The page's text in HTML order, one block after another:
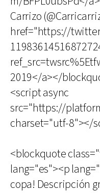
Carrizo
href="https://
2019</a></
<script async
src="https://
charset="utf-8"></
<blockquote
lang="es"><p
copa! Descripción